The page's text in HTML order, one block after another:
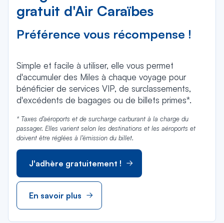
gratuit d'Air Caraïbes
Préférence vous récompense !
Simple et facile à utiliser, elle vous permet
d'accumuler des Miles à chaque voyage pour
bénéficier de services VIP, de surclassements,
d'excédents de bagages ou de billets primes*.
* Taxes d’aéroports et de surcharge carburant à la charge du
passager. Elles varient selon les destinations et les aéroports et
doivent être réglées à l’émission du billet.
J'adhère gratuitement !
En savoir plus